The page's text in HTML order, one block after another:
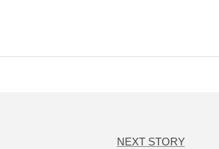
NEXT STORY